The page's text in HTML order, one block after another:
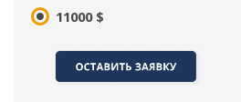
11000 $